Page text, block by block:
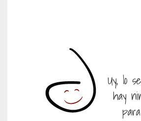
Uy, lo
hay